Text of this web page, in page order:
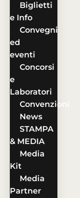
Biglietti
e Info
Convegni
ed
eventi
Concorsi
e
Laboratori
Convenzioni
News
STAMPA
& MEDIA
Media
Kit
Media
Partner